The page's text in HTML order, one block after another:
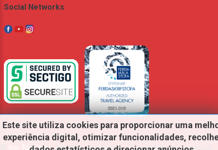
Social Networks
Ice Tourism- Agência de Viagens - Travel Agency - Agencia
Este site utiliza cookies para proporcionar uma
experiência digital, otimizarfuncionalidades,